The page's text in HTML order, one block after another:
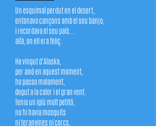
Un esquimal perdut en el desert,
entonava cançons amb el seu banjo,
i recordava el seu país...
allà, on ell era feliç.
He vingut d'Alaska,
per això en aquest moment,
ho passo malament,
degut a la calor i el gran vent.
Tenia un iglú molt petitó,
no hi havia mosquits
ni teranyines ni corcs,